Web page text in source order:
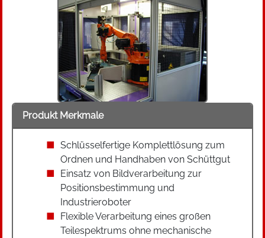
Produkt Merkmale
Schlüsselfertige Komplettlösung zum
Ordnen und Handhaben von Schüttgut
Einsatz von Bildverarbeitung zur
Positionsbestimmung und
Industrieroboter
Flexible Verarbeitung eines großen
Teilespektrums ohne mechanische